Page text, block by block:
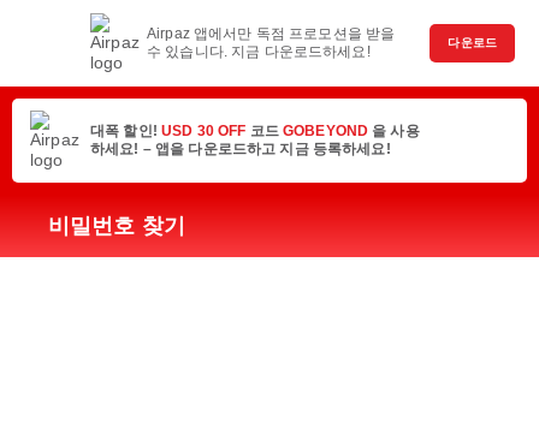
Airpaz 앱에서만 독점 프로모션을 받을
수 있습니다. 지금 다운로드하세요!
다운로드
대폭 할인! USD 30 OFF 코드 GOBEYOND 을 사용
하세요! – 앱을 다운로드하고 지금 등록하세요!
비밀번호 찾기